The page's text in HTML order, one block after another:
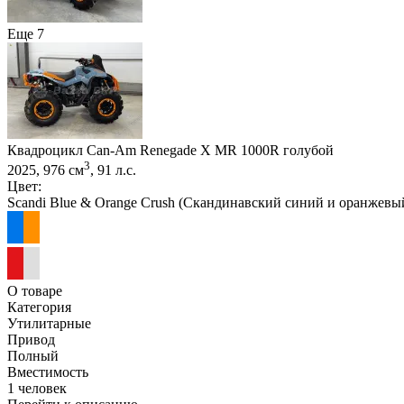
Еще 7
Квадроцикл Can-Am Renegade X MR 1000R голубой
2025, 976 см3, 91 л.с.
Цвет:
Scandi Blue & Orange Crush (Скандинавский синий и
О товаре
Категория
Утилитарные
Привод
Полный
Вместимость
1 человек